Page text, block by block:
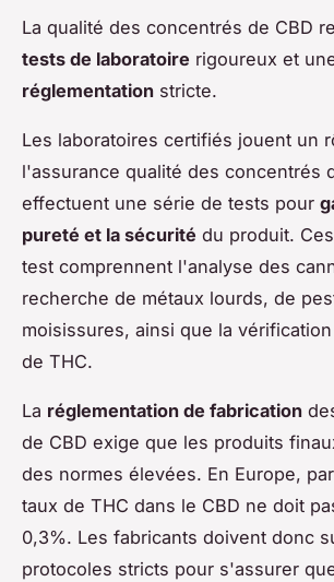
La qualité des concentrés de CBD
tests de laboratoire rigoureux et
réglementation stricte.
Les laboratoires certifiés jouent un
l'assurance qualité des concentrés
effectuent une série de tests pour
pureté et la sécurité du produit.
test comprennent l'analyse des
recherche de métaux lourds, de
moisissures, ainsi que la
de THC.
La réglementation de fabrication
de CBD exige que les produits
des normes élevées. En Europe,
taux de THC dans le CBD ne doit
0,3%. Les fabricants doivent donc
protocoles stricts pour s'assurer